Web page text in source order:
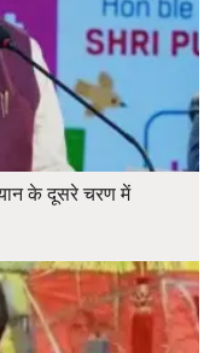
के दूसरे चरण में